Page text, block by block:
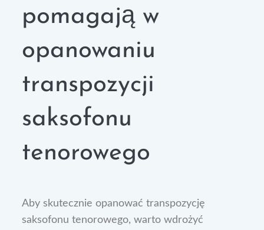
pomagają w
opanowaniu
transpozycji
saksofonu
tenorowego
Aby skutecznie opanować transpozycję
saksofonu tenorowego, warto wdrożyć